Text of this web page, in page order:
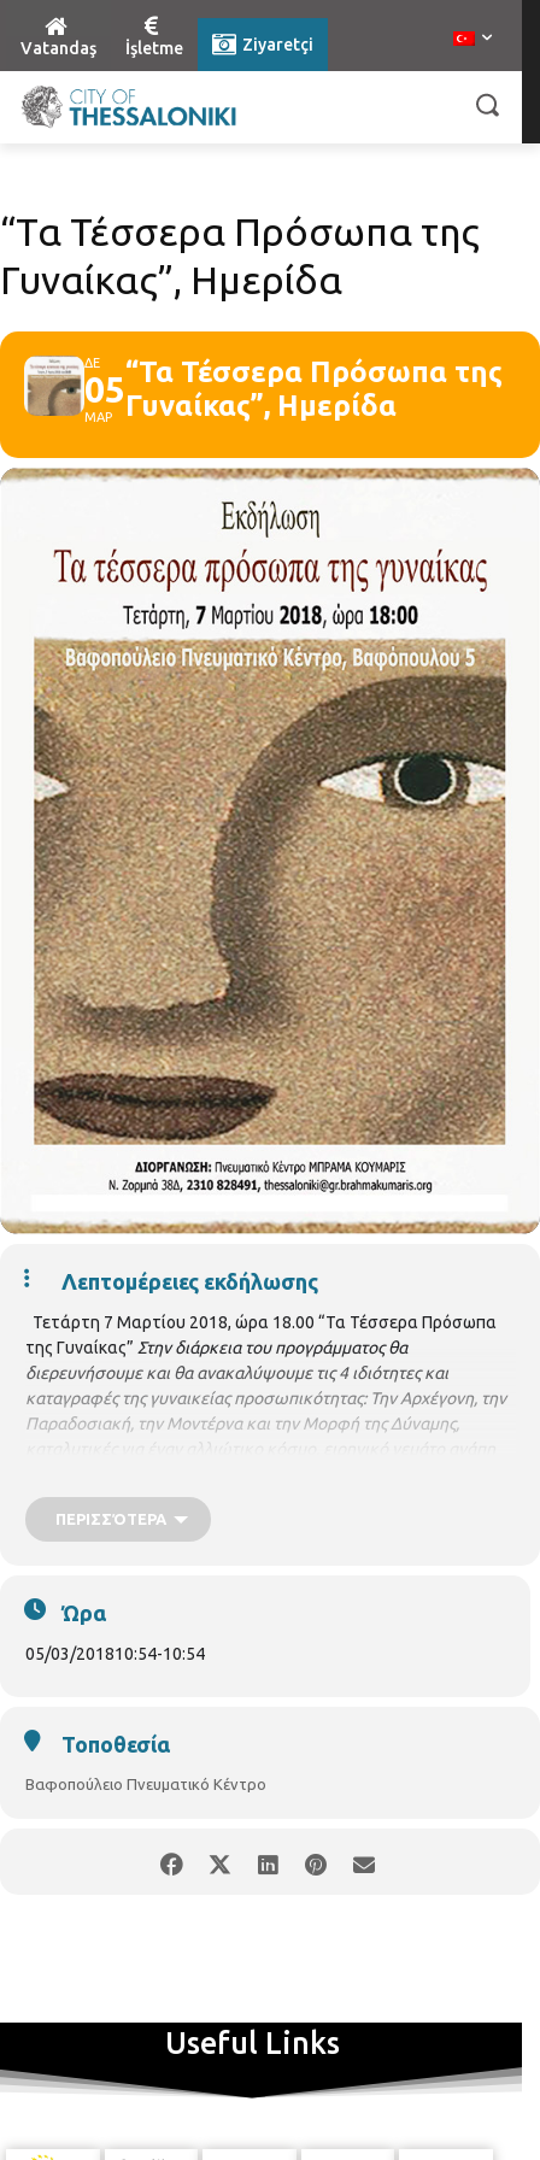
Vatandaş İşletme Ziyaretçi
“Τα Τέσσερα Πρόσωπα της
Γυναίκας”, Ημερίδα
ΔΕ
05
ΜΑΡ
“Τα Τέσσερα Πρόσωπα της
Γυναίκας”, Ημερίδα
Λεπτομέρειες εκδήλωσης
Τετάρτη 7 Μαρτίου 2018, ώρα 18.00 “Τα Τέσσερα Πρόσωπα
της Γυναίκας” Στην διάρκεια του προγράμματος θα
διερευνήσουμε και θα ανακαλύψουμε τις 4 ιδιότητες και
καταγραφές της γυναικείας προσωπικότητας: Την Αρχέγονη, την
Παραδοσιακή, την Μοντέρνα και την Μορφή της Δύναμης,
ΚΟΥΜΑΡΙΣ
ΠΕΡΙΣΣΌΤΕΡΑ
Ώρα
05/03/201810:54-10:54
Τοποθεσία
Βαφοπούλειο Πνευματικό Κέντρο
Useful Links